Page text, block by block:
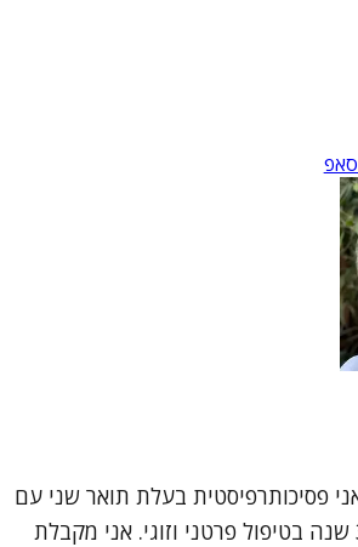
פסיכותרפיסטית בעלת תואר שני עם
ניסיון עשיר של כ-30 שנה בטיפול פרטני וזוגי. אני מקבלת